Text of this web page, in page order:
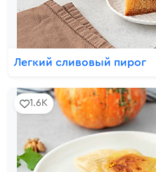
Легкий сливовый пирог
1.6K